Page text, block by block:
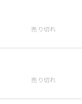
売り切れ
売り切れ